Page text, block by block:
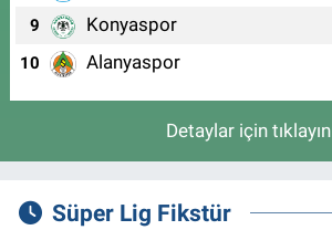
9 Konyaspor
10 Alanyaspor
Detaylar için tıklayın
Süper Lig Fikstür